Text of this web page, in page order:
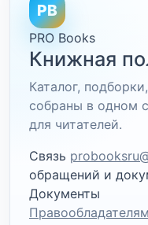
PB
PRO Books
Книжная
Каталог,
собраны в одном
для читателей.
Связь
обращений и
Документы
Правообладателям